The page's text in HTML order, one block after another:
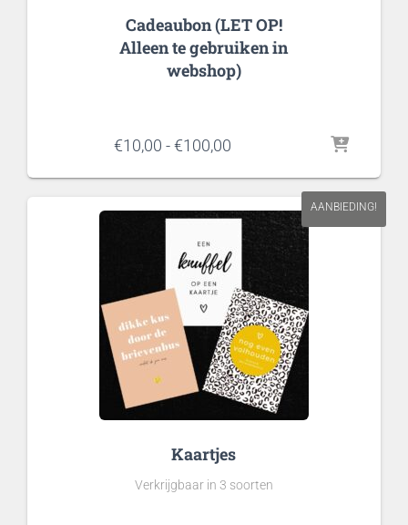
Cadeaubon (LET OP!
Alleen te gebruiken in
webshop)
€10,00 -€100,00
tot
AANBIEDING!
Kaartjes
Verkrijgbaar in 3 soorten